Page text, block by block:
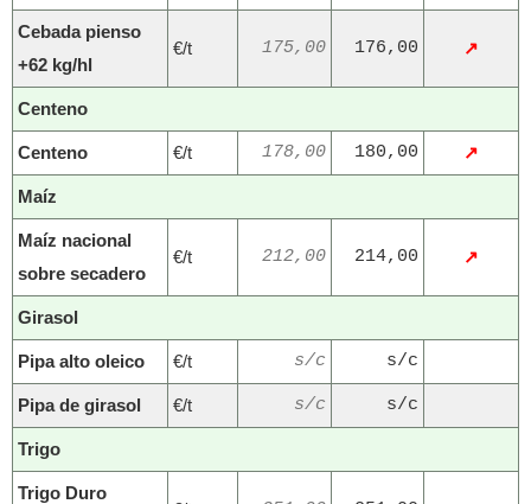
Cebada pienso
+62 kg/hl
€/t 175,00 176,00 ↗
Centeno
Centeno €/t 178,00 180,00 ↗
Maíz
Maíz nacional
sobre secadero
€/t 212,00 214,00 ↗
Girasol
Pipa alto oleico €/t s/c s/c
Pipa de girasol €/t s/c s/c
Trigo
Trigo Duro